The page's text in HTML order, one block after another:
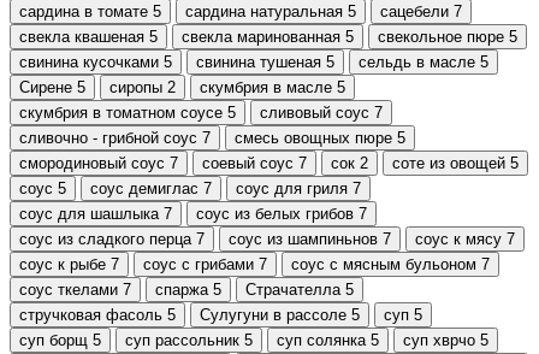
сардина в томате 5 сардина натуральная 5 сацебели 7
свекла квашеная 5 свекла маринованная 5 свекольное пюре 5
свинина кусочками 5 свинина тушеная 5 сельдь в масле 5
Сирене 5 сиропы 2 скумбрия в масле 5
скумбрия в томатном соусе 5 сливовый соус 7
сливочно - грибной соус 7 смесь овощных пюре 5
смородиновый соус 7 соевый соус 7 сок 2 соте из овощей 5
соус 5 соус демиглас 7 соус для гриля 7
соус для шашлыка 7 соус из белых грибов 7
соус из сладкого перца 7 соус из шампиньнов 7 соус к мясу 7
соус к рыбе 7 соус с грибами 7 соус с мясным бульоном 7
соус ткелами 7 спаржа 5 Страчателла 5
стручковая фасоль 5 Сулугуни в рассоле 5 суп 5
суп борщ 5 суп рассольник 5 суп солянка 5 суп хврчо 5